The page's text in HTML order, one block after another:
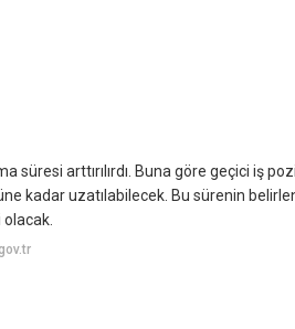
süresi arttırılırdı. Buna göre geçici iş
kadar uzatılabilecek. Bu sürenin
olacak.